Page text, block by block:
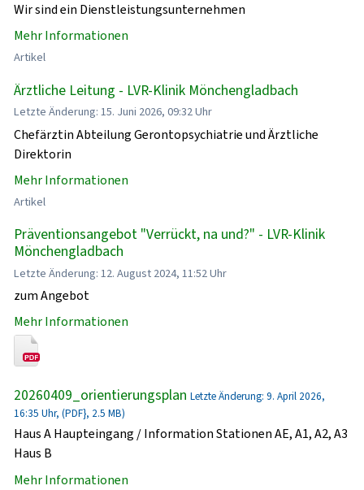
Wir sind ein Dienstleistungsunternehmen
Mehr Informationen
Artikel
Ärztliche Leitung - LVR-Klinik Mönchengladbach
Letzte Änderung: 15. Juni 2026, 09:32 Uhr
Chefärztin Abteilung Gerontopsychiatrie und Ärztliche
Direktorin
Mehr Informationen
Artikel
Präventionsangebot "Verrückt, na und?" - LVR-Klinik
Mönchengladbach
Letzte Änderung: 12. August 2024, 11:52 Uhr
zum Angebot
Mehr Informationen
20260409_orientierungsplan Letzte Änderung: 9. April 2026,
16:35 Uhr, (PDF}, 2.5 MB)
Haus A Haupteingang / Information Stationen AE, A1, A2, A3
Haus B
Mehr Informationen